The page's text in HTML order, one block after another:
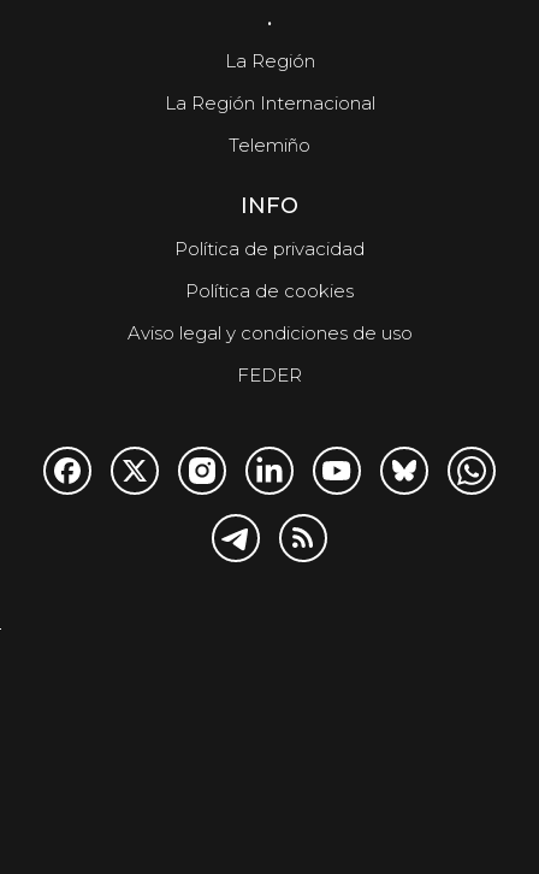
.
La Región
La Región Internacional
Telemiño
INFO
Política de privacidad
Política de cookies
Aviso legal y condiciones de uso
FEDER